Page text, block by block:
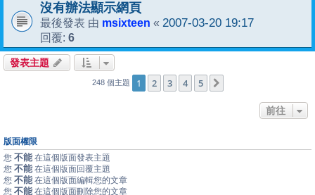
沒有辦法顯示網頁
最後發表 由 msixteen « 2007-03-20 19:17
回覆: 6
發表主題
248 個主題 1 2 3 4 5
前往
版面權限
您 不能 在這個版面發表主題
您 不能 在這個版面回覆主題
您 不能 在這個版面編輯您的文章
您 不能 在這個版面刪除您的文章